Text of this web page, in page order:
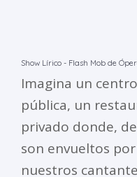
Show Lírico - Flash Mob de
Imagina un
pública, un
privado donde,
son envueltos
nuestros